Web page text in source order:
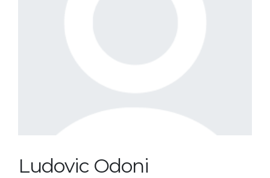
Ludovic Odoni